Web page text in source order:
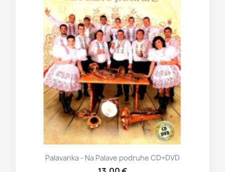
Palavanka - Na Palave podruhe CD+DVD